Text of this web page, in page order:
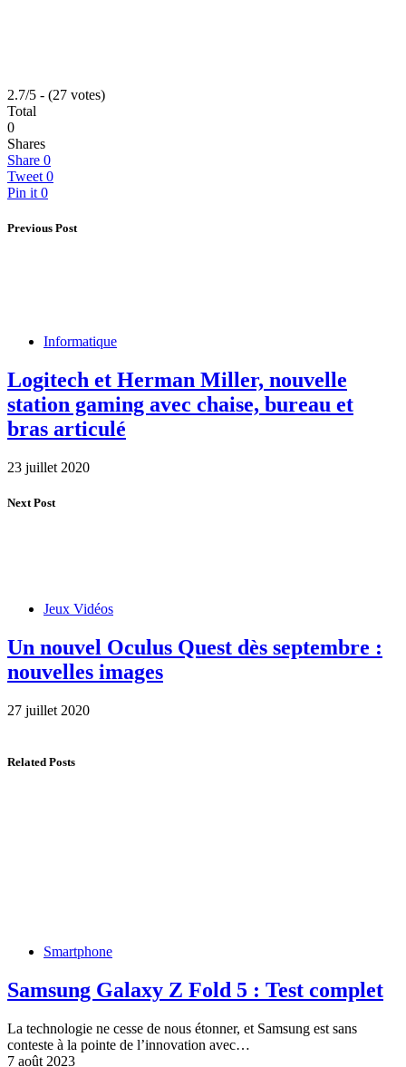
2.7/5 - (27 votes)
Total
0
Shares
Share 0
Tweet 0
Pin it 0
Previous Post
Informatique
Logitech et Herman Miller, nouvelle
station gaming avec chaise, bureau et
bras articulé
23 juillet 2020
Next Post
Jeux Vidéos
Un nouvel Oculus Quest dès septembre :
nouvelles images
27 juillet 2020
Related Posts
Smartphone
Samsung Galaxy Z Fold 5 : Test complet
La technologie ne cesse de nous étonner, et Samsung est sans
conteste à la pointe de l’innovation avec…
7 août 2023